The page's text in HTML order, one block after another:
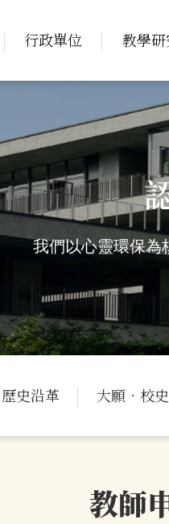
行政單位 教學研
我們以心靈環保為
歷史沿革 大願．校
教師